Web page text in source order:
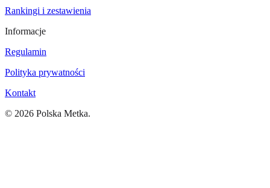
Rankingi i zestawienia
Informacje
Regulamin
Polityka prywatności
Kontakt
© 2026 Polska Metka.